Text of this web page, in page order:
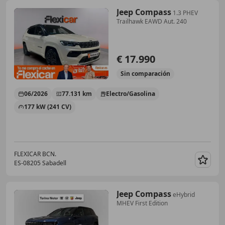
Jeep Compass 1.3 PHEV
Trailhawk EAWD Aut. 240
€ 17.990
Sin comparación
06/2026 77.131 km
Electro/Gasolina
177 kW (241 CV)
FLEXICAR BCN.
ES-08205 Sabadell
Jeep CompasseHybrid
MHEV First Edition